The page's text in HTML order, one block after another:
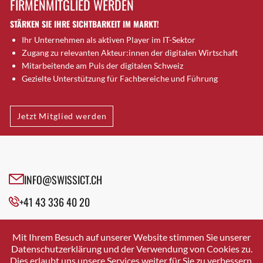
Brugg AG
Brütten
Bubendorf
Bubikon
Buchs (SG)
Bäretswil
Bülach
Cazis
Crissier
Davos Platz
Dierikon
Dietikon
FIRMENMITGLIED WERDEN
STÄRKEN SIE IHRE SICHTBARKEIT IM MARKT!
Ihr Unternehmen als aktiven Player im IT-Sektor
Zugang zu relevanten Akteur:innen der digitalen Wirtschaft
Mitarbeitende am Puls der digitalen Schweiz
Gezielte Unterstützung für Fachbereiche und Führung
Jetzt Mitglied werden
INFO@SWISSICT.CH
+41 43 336 40 20
SWISSICT
VULKANSTRASSE 120
8048 ZURICH
Mit Ihrem Besuch auf unserer Website stimmen Sie unserer
Datenschutzerklärung und der Verwendung von Cookies zu.
Dies erlaubt uns unsere Services weiter für Sie zu verbessern.